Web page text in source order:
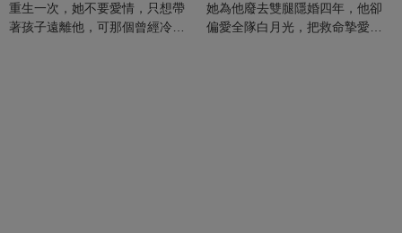
重生一次，她不要愛情，只想帶
著孩子遠離他，可那個曾經冷漠
她為他廢去雙腿隱婚四年，他卻
偏愛全隊白月光，把救命摯愛當